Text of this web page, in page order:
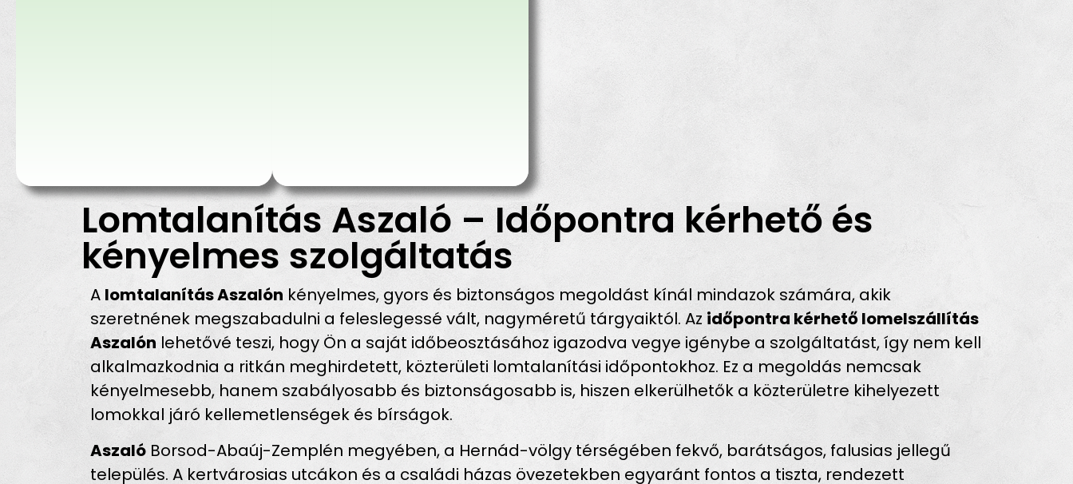
Lomtalanítás Aszaló – Időpontra kérhető és
kényelmes szolgáltatás
A lomtalanítás Aszalón kényelmes, gyors és biztonságos megoldást kínál mindazok számára, akik
szeretnének megszabadulni a feleslegessé vált, nagyméretű tárgyaiktól. Az időpontra kérhető lomelszállítás
Aszalón lehetővé teszi, hogy Ön a saját időbeosztásához igazodva vegye igénybe a szolgáltatást, így nem kell
alkalmazkodnia a ritkán meghirdetett, közterületi lomtalanítási időpontokhoz. Ez a megoldás nemcsak
kényelmesebb, hanem szabályosabb és biztonságosabb is, hiszen elkerülhetők a közterületre kihelyezett
lomokkal járó kellemetlenségek és bírságok.
Aszaló Borsod-Abaúj-Zemplén megyében, a Hernád-völgy térségében fekvő, barátságos, falusias jellegű
település. A kertvárosias utcákon és a családi házas övezetekben egyaránt fontos a tiszta, rendezett